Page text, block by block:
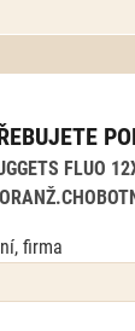
FLUO
firma